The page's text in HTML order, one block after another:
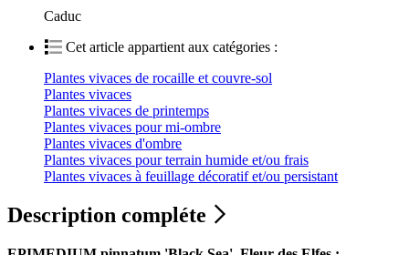
Caduc
Cet article appartient aux catégories :
Plantes vivaces de rocaille et couvre-sol
Plantes vivaces
Plantes vivaces de printemps
Plantes vivaces pour mi-ombre
Plantes vivaces d'ombre
Plantes vivaces pour terrain humide et/ou frais
Plantes vivaces à feuillage décoratif et/ou persistant
Description compléte